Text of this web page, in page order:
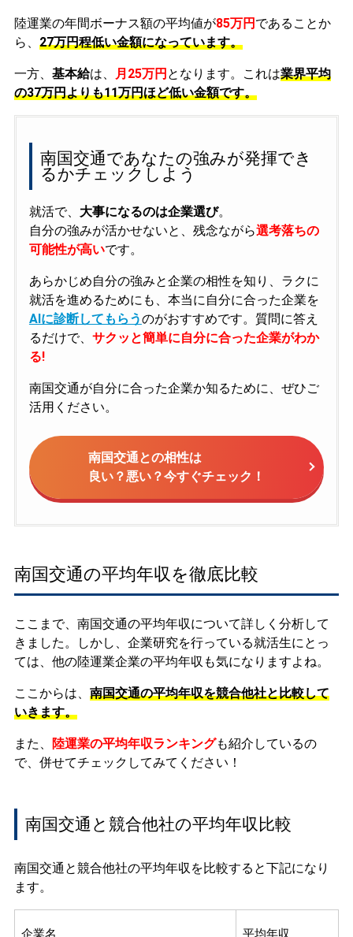
陸運業の年間ボーナス額の平均値が85万円 であることか
ら、 27万円程低い金額になっています。
一方、 基本給は、 月25万円 となります。これは業界平均
の37万円よりも11万円ほど低い金額です。
南国交通であなたの強みが発揮でき
るかチェックしよう
就活で、 大事になるのは企業選び。
自分の強みが活かせないと、残念ながら選考落ちの
可能性が高いです。
あらかじめ自分の強みと企業の相性を知り、ラクに
就活を進めるためにも、本当に自分に合った企業を
AIに診断してもらうのがおすすめです。質問に答え
るだけで、 サクッと簡単に自分に合った企業がわか
る!
南国交通が自分に合った企業か知るために、ぜひご
活用ください。
南国交通との相性は
良い？悪い？今すぐチェック！
南国交通の平均年収を徹底比較
ここまで、南国交通の平均年収について詳しく分析して
きました。しかし、企業研究を行っている就活生にとっ
ては、他の陸運業企業の平均年収も気になりますよね。
ここからは、 南国交通の平均年収を競合他社と比較して
いきます。
また、 陸運業の平均年収ランキングも紹介しているの
で、併せてチェックしてみてください！
南国交通と競合他社の平均年収比較
南国交通と競合他社の平均年収を比較すると下記になり
ます。
企業名 平均年収